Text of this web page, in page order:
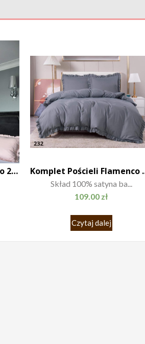
Komplet Pościel Flamenco 200×220 Komplet
Skład 100% satyna ba...
109.00 zł
Czytaj dalej